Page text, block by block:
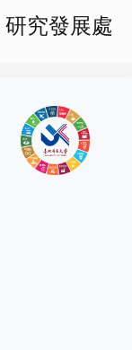
研究發展處